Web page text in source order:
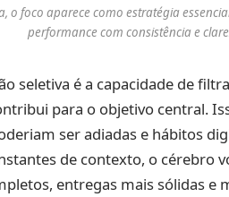
o foco aparece como estratégia
performance com consistência e
seletiva é a capacidade de
para o objetivo central.
ser adiadas e hábitos
de contexto, o cérebro
entregas mais sólidas e